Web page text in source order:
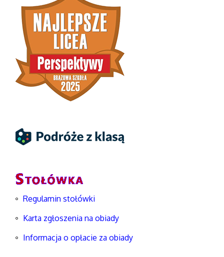
Regulamin stołówki
Karta zgłoszenia na obiady
Informacja o opłacie za obiady